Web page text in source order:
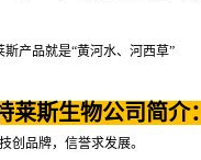
斯产品就是“黄河水、河西草”
莱斯生物公司简介：
创品牌，信誉求发展。